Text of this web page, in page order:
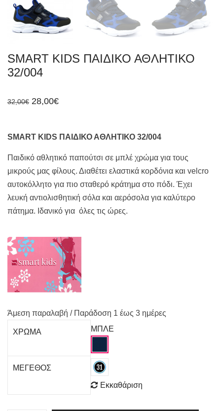
SMART KIDS ΠΑΙΔΙΚΟ ΑΘΛΗΤΙΚΟ
32/004
32,00€ Original
28,00€Η
28,00€.
SMART KIDS ΠΑΙΔΙΚΟ ΑΘΛΗΤΙΚΟ 32/004
Παιδικό αθλητικό παπούτσι σε μπλέ χρώμα για τους
μικρούς μας φίλους. Διαθέτει ελαστικά κορδόνια και velcro
αυτοκόλλητο για πιο σταθερό κράτημα στο πόδι. Έχει
λευκή αντιολισθητική σόλα και αερόσολα για καλύτερο
πάτημα. Ιδανικό για όλες τις ώρες.
Άμεση παραλαβή / Παράδoση 1 έως 3 ημέρες
ΧΡΩΜΑ ΜΠΛΕ
ΜΕΓΕΘΟΣ
Εκκαθάριση